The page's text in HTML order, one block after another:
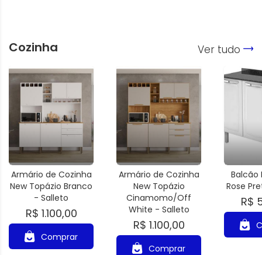
Cozinha Ver tudo
Armário de Cozinha
New Topázio Branco
- Salleto
R$ 1.100,00
Comprar
Armário de Cozinha
New Topázio
Cinamomo/Off
White - Salleto
R$ 1.100,00
Comprar
Balcão
Rose
R$